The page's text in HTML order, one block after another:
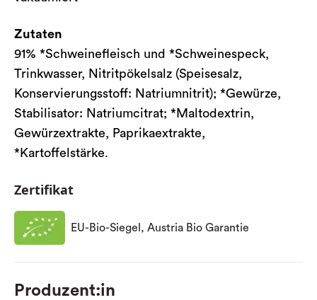
Zutaten
91% *Schweinefleisch und *Schweinespeck,
Trinkwasser, Nitritpökelsalz (Speisesalz,
Konservierungsstoff: Natriumnitrit); *Gewürze,
Stabilisator: Natriumcitrat; *Maltodextrin,
Gewürzextrakte, Paprikaextrakte,
*Kartoffelstärke.
Zertifikat
EU-Bio-Siegel, Austria Bio Garantie
Produzent:in